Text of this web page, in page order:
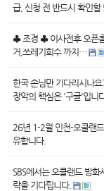
급, 신청 전 반드시 확인할
♣ 조경 ♣ 이사전후 오픈홈
거,쓰레기회수 까지…
한국 손님만 기다리시나
장악의 핵심은 '구글'입니
26년 1-2월 인천-오클랜
유합니다.
SBS에서는 오클랜드 방
락을 기다립니다.